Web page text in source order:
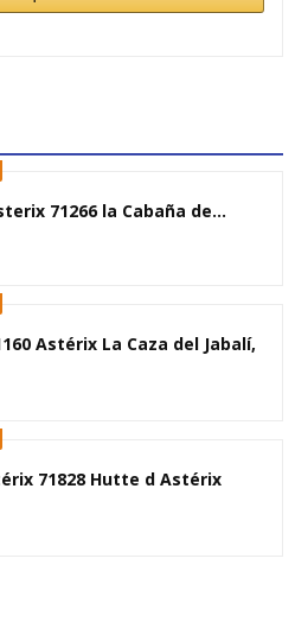
71266 la Cabaña de...
Astérix La Caza del Jabalí,
71828 Hutte d Astérix